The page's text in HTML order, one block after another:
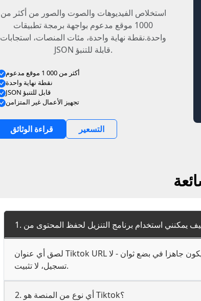
استخلاص الفيديوهات والصوت والصور من أكثر من
1000 موقع مدعوم بواجهة برمجة تطبيقات
واحدة.نقطة نهاية واحدة، مئات المنصات، استجابات
JSON قابلة للتنبؤ.
أكثر من 000 1 موقع مدعوم
نقطة نهاية واحدة
JSON قابل للتنبؤ
تجهيز الأعمال غير المتزامن
قراءة الوثائق التسعير
لصق أي عنوان Tiktok URL عام في الصندوق في أعلى هذه الصفحة وانقر على تنزيل. ملفك سيكون جاهزا في بضع ثوان - لا
تسجيل، لا تثبيت.
2. أي نوع من المنصة هو Tiktok؟